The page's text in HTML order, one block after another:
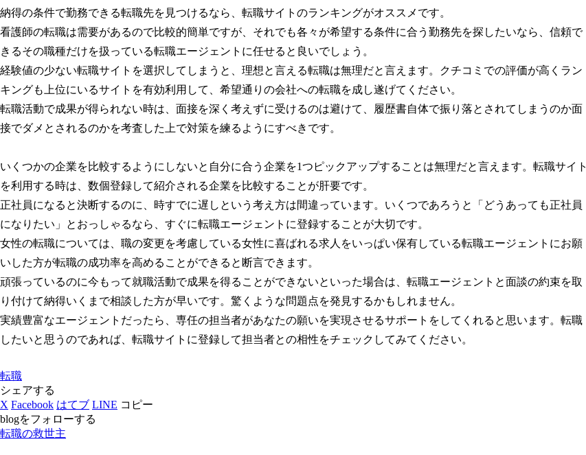
納得の条件で勤務できる転職先を見つけるなら、転職サイトのランキングがオススメです。
看護師の転職は需要があるので比較的簡単ですが、それでも各々が希望する条件に合う勤務先を探したいなら、信頼で
きるその職種だけを扱っている転職エージェントに任せると良いでしょう。
経験値の少ない転職サイトを選択してしまうと、理想と言える転職は無理だと言えます。クチコミでの評価が高くラン
キングも上位にいるサイトを有効利用して、希望通りの会社への転職を成し遂げてください。
転職活動で成果が得られない時は、面接を深く考えずに受けるのは避けて、履歴書自体で振り落とされてしまうのか面
接でダメとされるのかを考査した上で対策を練るようにすべきです。
いくつかの企業を比較するようにしないと自分に合う企業を1つピックアップすることは無理だと言えます。転職サイト
を利用する時は、数個登録して紹介される企業を比較することが肝要です。
正社員になると決断するのに、時すでに遅しという考え方は間違っています。いくつであろうと「どうあっても正社員
になりたい」とおっしゃるなら、すぐに転職エージェントに登録することが大切です。
女性の転職については、職の変更を考慮している女性に喜ばれる求人をいっぱい保有している転職エージェントにお願
いした方が転職の成功率を高めることができると断言できます。
頑張っているのに今もって就職活動で成果を得ることができないといった場合は、転職エージェントと面談の約束を取
り付けて納得いくまで相談した方が早いです。驚くような問題点を発見するかもしれません。
実績豊富なエージェントだったら、専任の担当者があなたの願いを実現させるサポートをしてくれると思います。転職
したいと思うのであれば、転職サイトに登録して担当者との相性をチェックしてみてください。
転職
シェアする
X Facebook はてブ LINE コピー
blogをフォローする
転職の救世主